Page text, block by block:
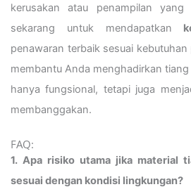
kerusakan atau penampilan
sekarang untuk mendapatkan
penawaran terbaik sesuai
membantu Anda menghadirkan
hanya fungsional, tetapi juga
membanggakan.
FAQ:
1. Apa risiko utama jika material
sesuai dengan kondisi lingkungan?